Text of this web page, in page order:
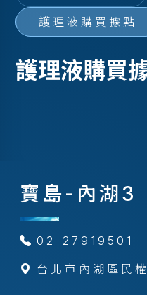
護理液購買據點
護理液購買
寶島-內湖3
02-27919501
台北市內湖區民